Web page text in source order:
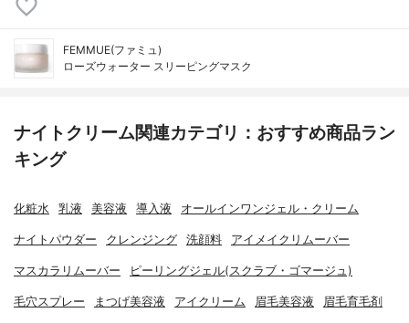
FEMMUE(ファミュ)
ローズウォーター スリーピングマスク
ナイトクリーム関連カテゴリ：おすすめ商品ラン
キング
化粧水 乳液 美容液 導入液 オールインワンジェル・クリーム
ナイトパウダー クレンジング 洗顔料 アイメイクリムーバー
マスカラリムーバー ピーリングジェル(スクラブ・ゴマージュ)
毛穴スプレー まつげ美容液 アイクリーム 眉毛美容液 眉毛育毛剤